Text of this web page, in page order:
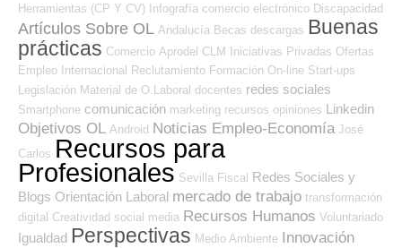
Herramientas (CP Y CV) Infografía comercio electrónico Discapacidad
Artículos Sobre OL Andalucía Becas descargas Buenas
prácticas Comercio Aprodel CLM Iniciativas Privadas Ofertas
Empleo Internacional Reclutamiento Formación On-line Start-ups
Legislación Material de O.Laboral docentes redes sociales
Smartphone comunicación marketing recursos opiniones Linkedin
Objetivos OL Android Noticias Empleo-Economía José
Carlos Recursos para
Profesionales Sevilla Fiscal Redes Sociales y
Blogs Orientación Laboral mercado de trabajo transformación
digital Creatividad social media Recursos Humanos Voluntariado
Igualdad Perspectivas Medio Ambiente Innovación